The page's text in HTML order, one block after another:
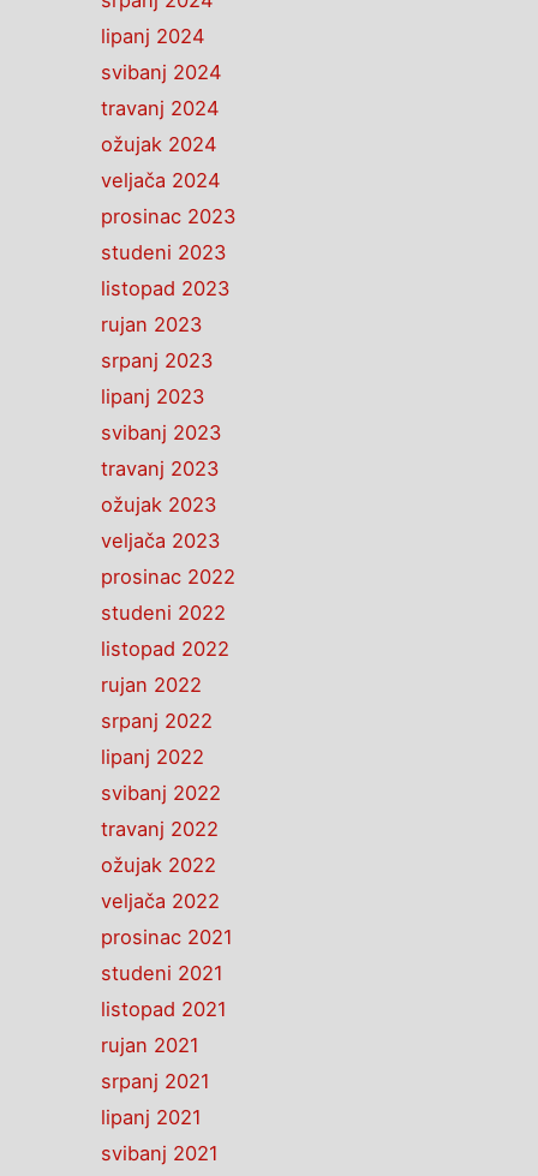
lipanj 2024
svibanj 2024
travanj 2024
ožujak 2024
veljača 2024
prosinac 2023
studeni 2023
listopad 2023
rujan 2023
srpanj 2023
lipanj 2023
svibanj 2023
travanj 2023
ožujak 2023
veljača 2023
prosinac 2022
studeni 2022
listopad 2022
rujan 2022
srpanj 2022
lipanj 2022
svibanj 2022
travanj 2022
ožujak 2022
veljača 2022
prosinac 2021
studeni 2021
listopad 2021
rujan 2021
srpanj 2021
lipanj 2021
svibanj 2021